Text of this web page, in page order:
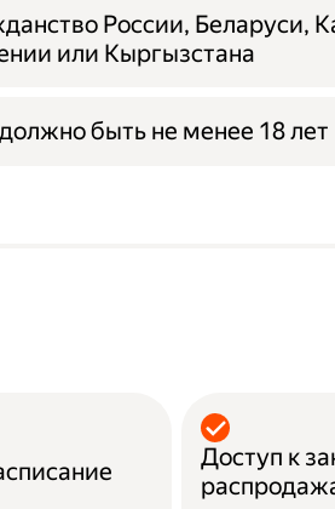
России, Беларуси,
или Кыргызстана
быть не менее 18 лет
Доступ к